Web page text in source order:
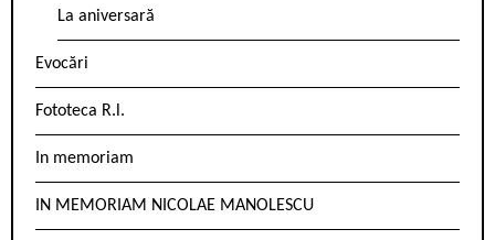
La aniversară
Evocări
Fototeca R.l.
In memoriam
IN MEMORIAM NICOLAE MANOLESCU